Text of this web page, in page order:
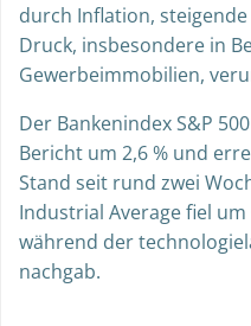
durch Inflation,
Druck, insbesondere in
Gewerbeimmobilien,
Der Bankenindex S&P
Bericht um 2,6 % und
Stand seit rund zwei
Industrial Average fiel um
während der
nachgab.